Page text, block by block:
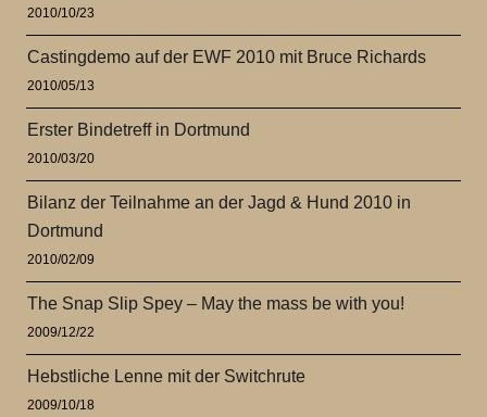
2010/10/23
Castingdemo auf der EWF 2010 mit Bruce Richards
2010/05/13
Erster Bindetreff in Dortmund
2010/03/20
Bilanz der Teilnahme an der Jagd & Hund 2010 in
Dortmund
2010/02/09
The Snap Slip Spey – May the mass be with you!
2009/12/22
Hebstliche Lenne mit der Switchrute
2009/10/18